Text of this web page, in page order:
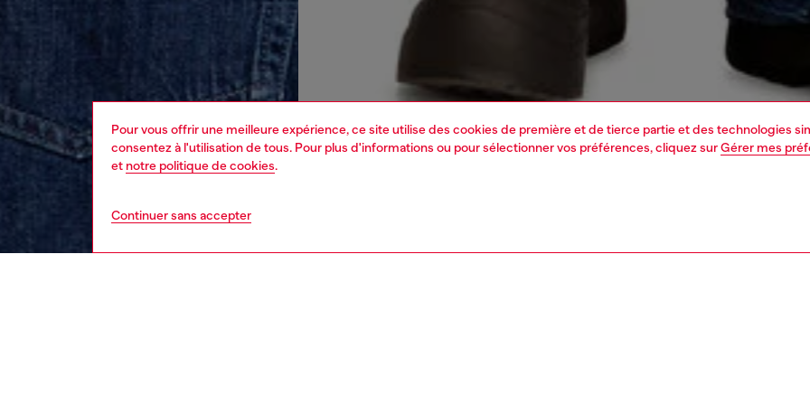
Pour vous offrir une meilleure expérience, ce site utilise des cookies de première et de tierce partie et des technologies
consentez à l'utilisation de tous. Pour plus d'informations ou pour sélectionner vos préférences, cliquez surGérer mes
et notre politique de cookies.
Continuer sans accepter